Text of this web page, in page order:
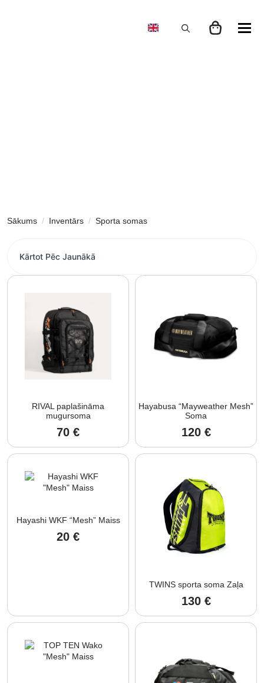
Sākums Inventārs Sporta somas
RIVAL paplašināma
mugursoma
70 €
Hayabusa “Mayweather Mesh”
Soma
120 €
Hayashi WKF “Mesh” Maiss
20 €
TWINS sporta soma Zaļa
130 €